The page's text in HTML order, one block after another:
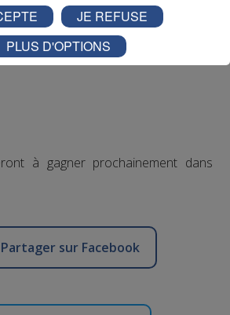
à gagner prochainement dans
Partager sur Facebook
JE REFUSE
PLUS D'OPTIONS